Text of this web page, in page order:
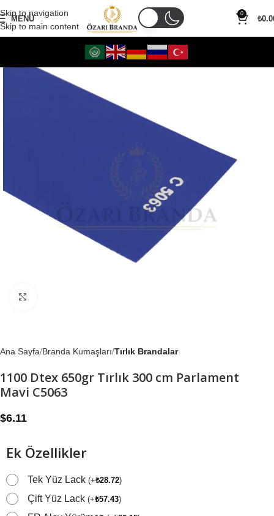
Skip to navigation
Skip to main content
MENÜ
0
₺
Ana Sayfa Branda Kumaşları Tırlık Brandalar
1100 Dtex 650gr Tırlık 300 cm Parlament
Mavi C5063
$6.11
Ek Özellikler
Tek Yüz Lack (+₺28.72)
Çift Yüz Lack (+₺57.43)